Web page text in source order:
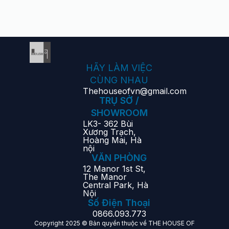
HÃY LÀM VIỆC
CÙNG NHAU
Thehouseofvn@gmail.com
TRỤ SỞ /
SHOWROOM
LK3- 362 Bùi
Xương Trạch,
Hoàng Mai, Hà
nội
VĂN PHÒNG
12 Manor 1st St,
The Manor
Central Park, Hà
Nội
Số Điện Thoại
0866.093.773
Copyright 2025 © Bản quyền thuộc về THE HOUSE OF